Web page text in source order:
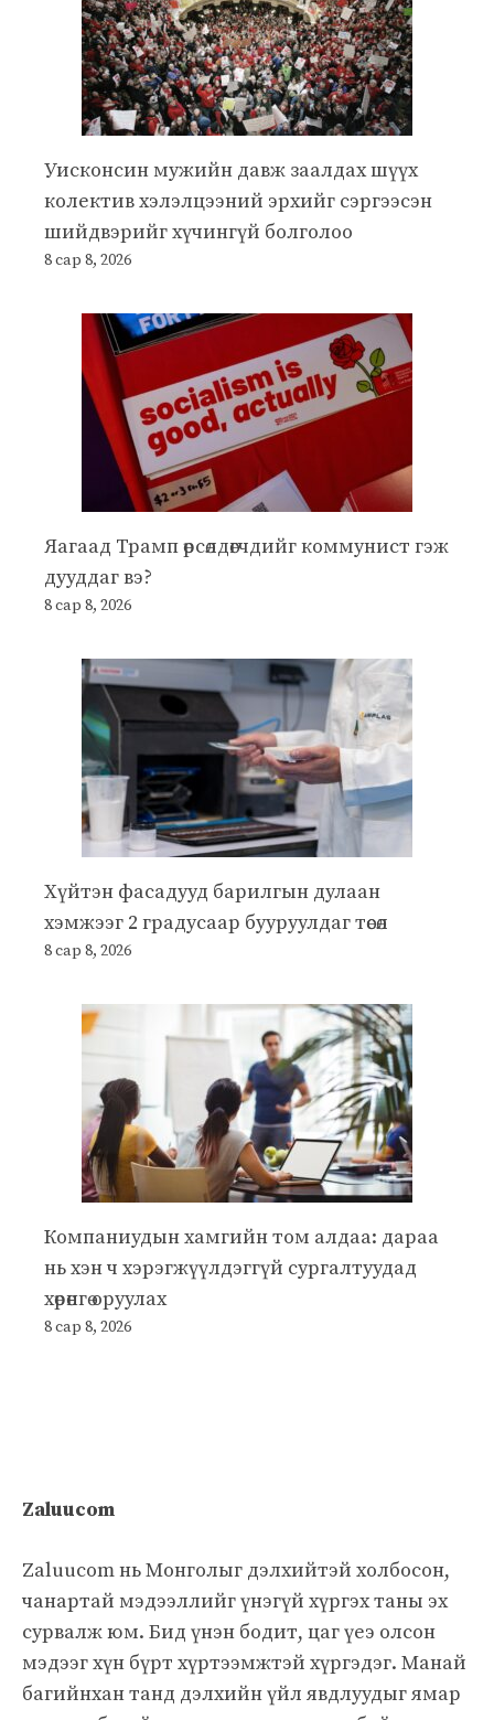
Уисконсин мужийн давж заалдах шүүх
колектив хэлэлцээний эрхийг сэргээсэн
шийдвэрийг хүчингүй болголоо
8 сар 8, 2026
Яагаад Трамп өрсөлдөгчдийг коммунист гэж
дууддаг вэ?
8 сар 8, 2026
Хүйтэн фасадууд барилгын дулаан
хэмжээг 2 градусаар бууруулдаг төсөл
8 сар 8, 2026
Компаниудын хамгийн том алдаа: дараа
нь хэн ч хэрэгжүүлдэггүй сургалтуудад
хөрөнгө оруулах
8 сар 8, 2026
Zaluucom
Zaluucom нь Монголыг дэлхийтэй холбосон,
чанартай мэдээллийг үнэгүй хүргэх таны эх
сурвалж юм. Бид үнэн бодит, цаг үеэ олсон
мэдээг хүн бүрт хүртээмжтэй хүргэдэг. Манай
багийнхан танд дэлхийн үйл явдлуудыг ямар